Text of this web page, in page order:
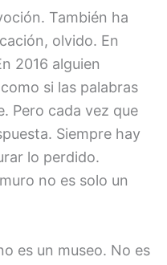
También ha
olvido. En
2016 alguien
si las palabras
Pero cada vez que
Siempre hay
lo perdido.
no es solo un
es un museo. No es